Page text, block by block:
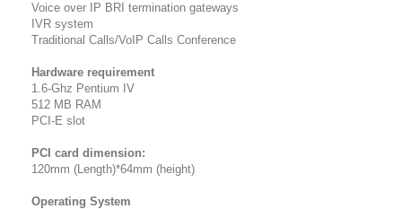
Voice over IP BRI termination gateways
IVR system
Traditional Calls/VoIP Calls Conference
Hardware requirement
1.6-Ghz Pentium IV
512 MB RAM
PCI-E slot
PCI card dimension:
120mm (Length)*64mm (height)
Operating System